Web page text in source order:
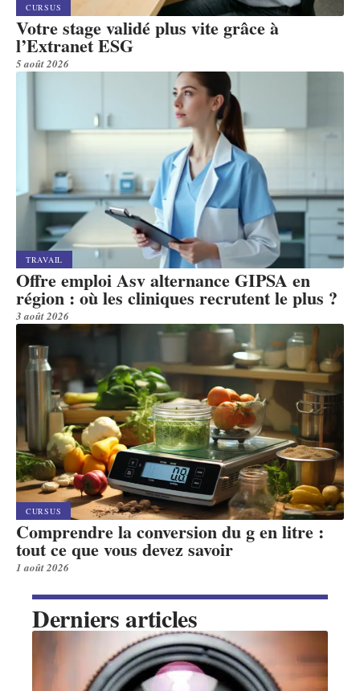
CURSUS
Votre stage validé plus vite grâce à
l’Extranet ESG
5 août 2026
TRAVAIL
Offre emploi Asv alternance GIPSA en
région : où les cliniques recrutent le plus ?
3 août 2026
CURSUS
Comprendre la conversion du g en litre :
tout ce que vous devez savoir
1 août 2026
Derniers articles